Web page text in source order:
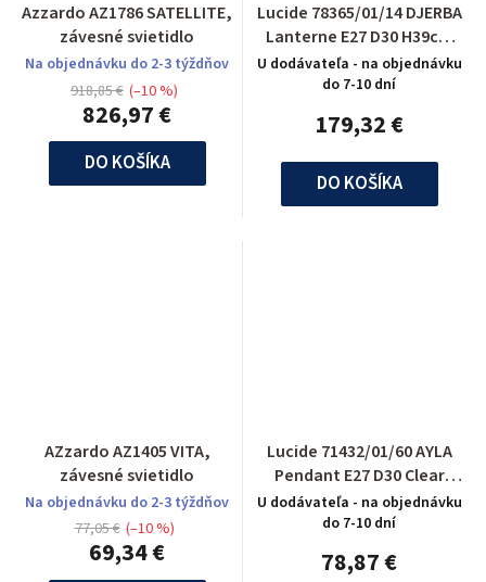
Azzardo AZ1786 SATELLITE,
závesné svietidlo
Na objednávku do 2-3 týždňov
826,97 €
918,85 € (–10 %)
DO KOŠÍKA
Lucide 78365/01/14 DJERBA
Lanterne E27 D30 H39cm
Acryl/Argenté
U dodávateľa - na objednávku
do 7-10 dní
179,32 €
DO KOŠÍKA
AZzardo AZ1405 VITA,
závesné svietidlo
Na objednávku do 2-3 týždňov
69,34 €
77,05 € (–10 %)
Lucide 71432/01/60 AYLA
Pendant E27 D30 Clear
Glass/Chrome
U dodávateľa - na objednávku
do 7-10 dní
78,87 €